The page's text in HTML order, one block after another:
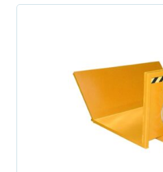
meerdere